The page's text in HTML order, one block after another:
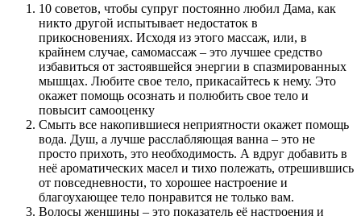
10 советов, чтобы супруг постоянно любил Дама, как
никто другой испытывает недостаток в
прикосновениях. Исходя из этого массаж, или, в
крайнем случае, самомассаж – это лучшее средство
избавиться от застоявшейся энергии в спазмированных
мышцах. Любите свое тело, прикасайтесь к нему. Это
окажет помощь осознать и полюбить свое тело и
повысит самооценку
Смыть все накопившиеся неприятности окажет помощь
вода. Душ, а лучше расслабляющая ванна – это не
просто прихоть, это необходимость. А вдруг добавить в
неё ароматических масел и тихо полежать, отрешившись
от повседневности, то хорошее настроение и
благоухающее тело понравится не только вам.
Волосы женщины – это показатель её настроения и